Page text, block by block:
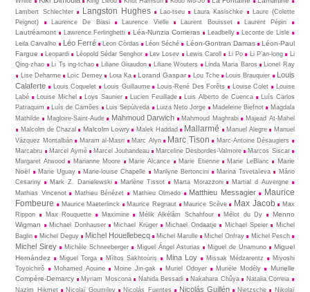
Lambert Schlechter Langston Hughes Lao-tseu Laura Kasischke
Laure (Colette
Peignot)
Laurence De Biasi Laurence Vielle Laurent Bouisset Laurent Pépin
Lautréamont Lawrence Ferlinghetti Léa-Nunzia Corrieras Leadbelly
Leconte de Lisle
Leila Carvalho
Léo Ferré Leon Còrdas Léon Séché Léon-Gontran Damas
Léon-Paul
Fargue
Leopardi Léopold Sédar Senghor Lev Losev Lewis Caroll Li Po Li P’an-long
Li
Qing-zhao
Li Ts ing-tchao Liliane Giraudon Liliane Wouters Linda Maria Baros
Lionel Ray
Lise Deharme
Loïc Demey Lora Ka Lorand Gaspar Lou Tche Louis Brauquier
Louis
Calaferte
Louis Coquelet Louis Guillaume Louis-René Des Forêts Louise Colet
Louise
Labé
Louise Michel Loys Saunier Lucien Feuillade Luis Alberto de Cuenca
Luís Carlos
Patraquim
Luís de Camões Luis Sepúlveda Luiza Neto Jorge Madeleine Biefnot
Magdala
Mathilde
Magloire-Saint-Aude Mahmoud Darwich Mahmoud Maghrabi
Majead At-Mahel
Malcolm de Chazal
Malcolm Lowry Malek Haddad Mallarmé Manuel Alegre
Manuel
Vázquez Montalbán
Maram al-Masri Marc Alyn Marc Tison
Marc-Antoine Désaugiers
Marcabru
Marcel Aymé Marcel Jouhandeau Marceline Desbordes-Valmore
Marcos Siscar
Margaret Atwood
Marianne Moore Marie Alcance Marie Etienne Marie LeBlanc
Marie
Noël
Marie Uguay Marie-louise Chapelle Marilyne Bertoncini Marina Tsvetaïeva
Mário
Cesariny
Mark Z. Danielewski Marlène Tissot Marta Morazzoni
Martial d Auvergne
Mathias Vincenot
Mathieu Bénézet Mathieu Olmedo Matthieu Messagier
Maurice
Fombeure
Maurice Maeterlinck Maurice Regnaut Maurice Scève Max Jacob
Max
Rippon
Max Rouquette Maximine Mélik Alkélâm Schahfour Mélot du Dy
Menno
Wigman
Michael Donhauser Michael Krüger Michael Ondaatje Michael Speier
Michel
Baglin
Michel Deguy Michel Houellebecq Michel Marulle Michel Onfray Michel Pesch
Michel Sirey Michèle Schneeberger Miguel Ángel Asturias Miguel de Unamuno
Miguel
Hernández
Miguel Torga Mìltos Sakhtoùris Mina Loy Missak Médzarentz
Miyoshi
Toyoichirô
Mohamed Aouine Moine Jin-gak Muriel Odoyer Murièle Modély
Murielle
Compère-Demarcy
Myriam Moscona Nahida Bessadi Nakahara Chûya
Natalia Correia
Nazim Hikmet
Nicolaï Goumilev Nicolás Fuentes Nicolás Guillén Nietz­sche
Nikolaï